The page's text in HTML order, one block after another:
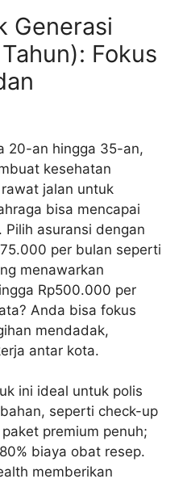
Generasi
Fokus
20-an hingga 35-an,
kesehatan
jalan untuk
bisa mencapai
asuransi dengan
per bulan seperti
menawarkan
Rp500.000 per
Anda bisa fokus
mendadak,
antar kota.
ini ideal untuk polis
seperti check-up
premium penuh;
biaya obat resep.
memberikan